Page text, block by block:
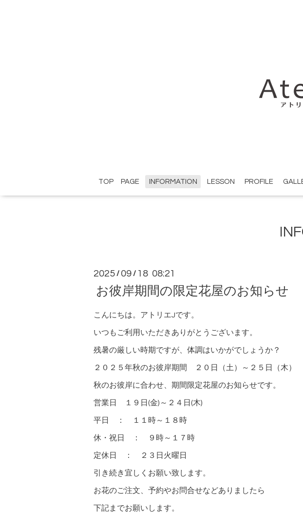
TOP PAGE INFORMATION LESSON PROFILE
2025 / 09 / 18 08:21
お彼岸期間の限定花屋のお知らせ
こんにちは。アトリエJです。
いつもご利用いただきありがとうございます。
残暑の厳しい時期ですが、体調はいかがでしょうか？
２０２５年秋のお彼岸期間 ２０日（土）～２５日（木）
秋のお彼岸に合わせ、期間限定花屋のお知らせです。
営業日 １９日(金)～２４日(木)
平日 ： １１時～１８時
休・祝日 ： ９時～１７時
定休日 ： ２３日火曜日
引き続き宜しくお願い致します。
お花のご注文、予約やお問合せなどありましたら
下記までお願いします。